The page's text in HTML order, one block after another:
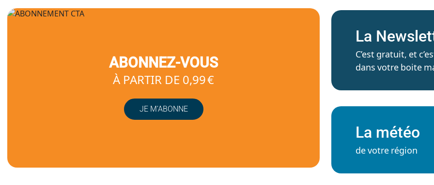
ABONNEZ-VOUS
À PARTIR DE 0,99 €
JE M’ABONNE
La
C’est gratuit, et
dans votre boite
La météo
de votre région